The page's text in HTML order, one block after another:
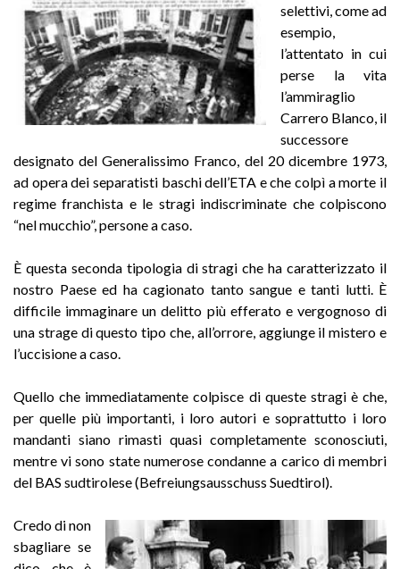
selettivi, come ad
esempio,
l’attentato in cui
perse la vita
l’ammiraglio
Carrero Blanco, il
successore
designato del Generalissimo Franco, del 20 dicembre 1973,
ad opera dei separatisti baschi dell’ETA e che colpì a morte il
regime franchista e le stragi indiscriminate che colpiscono
“nel mucchio”, persone a caso.
È questa seconda tipologia di stragi che ha caratterizzato il
nostro Paese ed ha cagionato tanto sangue e tanti lutti. È
difficile immaginare un delitto più efferato e vergognoso di
una strage di questo tipo che, all’orrore, aggiunge il mistero e
l’uccisione a caso.
Quello che immediatamente colpisce di queste stragi è che,
per quelle più importanti, i loro autori e soprattutto i loro
mandanti siano rimasti quasi completamente sconosciuti,
mentre vi sono state numerose condanne a carico di membri
del BAS sudtirolese (Befreiungsausschuss Suedtirol).
Credo di non
sbagliare se